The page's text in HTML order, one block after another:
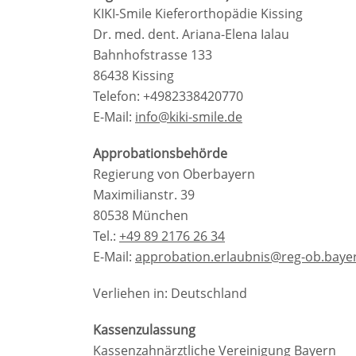
KIKI-Smile Kieferorthopädie Kissing
Dr. med. dent. Ariana-Elena Ialau
Bahnhofstrasse 133
86438 Kissing
Telefon: +4982338420770
E-Mail: info@kiki-smile.de
Approbationsbehörde
Regierung von Oberbayern
Maximilianstr. 39
80538 München
Tel.: +49 89 2176 26 34
E-Mail: approbation.erlaubnis@reg-
Verliehen in: Deutschland
Kassenzulassung
Kassenzahnärztliche Vereinigung Bayern